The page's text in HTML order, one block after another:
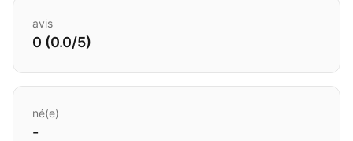
avis
0 (0.0/5)
né(e)
-